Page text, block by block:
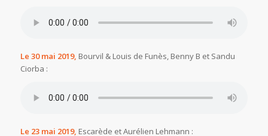
Le 30 mai 2019, Bourvil & Louis de Funès, Benny B et Sandu
Ciorba :
Le 23 mai 2019, Escarède et Aurélien Lehmann :